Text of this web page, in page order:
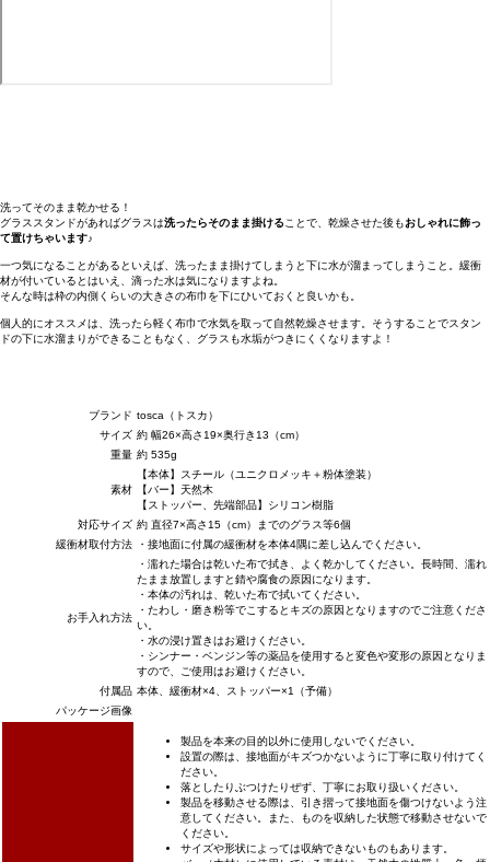
洗ってそのまま乾かせる！
グラススタンドがあればグラスは洗ったらそのまま掛ける ことで、乾燥させた後もおしゃれに飾っ
て置けちゃいます♪
一つ気になることがあるといえば、洗ったまま掛けてしまうと下に水が溜まってしまうこと。緩衝
材が付いているとはいえ、滴った水は気になりますよね。
そんな時は枠の内側くらいの大きさの布巾を下にひいておくと良いかも。
個人的にオススメは、洗ったら軽く布巾で水気を取って自然乾燥させます。そうすることでスタン
ドの下に水溜まりができることもなく、グラスも水垢がつきにくくなりますよ！
ブランド tosca（トスカ）
サイズ 約 幅26×高さ19×奥行き13（cm）
重量 約 535g
素材
【本体】スチール（ユニクロメッキ＋粉体塗装）
【バー】天然木
【ストッパー、先端部品】シリコン樹脂
対応サイズ 約 直径7×高さ15（cm）までのグラス等6個
緩衝材取付方法
・接地面に付属の緩衝材を本体4隅に差し込んでください。
お手入れ方法
・濡れた場合は乾いた布で拭き、よく乾かしてください。長時間、濡れ
たまま放置しますと錆や腐食の原因になります。
・本体の汚れは、乾いた布で拭いてください。
・たわし・磨き粉等でこするとキズの原因となりますのでご注意くださ
い。
・水の浸け置きはお避けください。
・シンナー・ベンジン等の薬品を使用すると変色や変形の原因となりま
すので、ご使用はお避けください。
付属品 本体、緩衝材×4、ストッパー×1（予備）
パッケージ画像
製品を本来の目的以外に使用しないでください。
設置の際は、接地面がキズつかないように丁寧に取り付けてく
ださい。
落としたりぶつけたりぜず、丁寧にお取り扱いください。
製品を移動させる際は、引き摺って接地面を傷つけないよう注
意してください。また、ものを収納した状態で移動させないで
ください。
サイズや形状によっては収納できないものもあります。